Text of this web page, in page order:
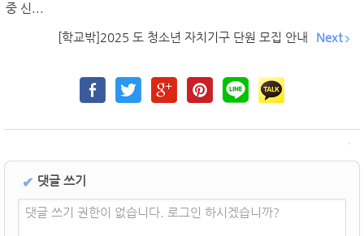
중 신...
[학교밖]2025 도 청소년 자치기구 단원 모집 안내 Next
✔ 댓글 쓰기
댓글 쓰기 권한이 없습니다. 로그인 하시겠습니까?